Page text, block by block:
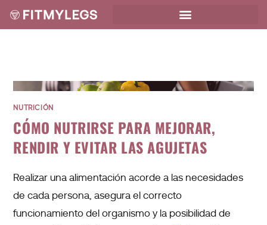
NUTRICIÓN
CÓMO NUTRIRSE PARA MEJORAR,
RENDIR Y EVITAR LAS AGUJETAS
Realizar una alimentación acorde a las necesidades
de cada persona, asegura el correcto
funcionamiento del organismo y la posibilidad de